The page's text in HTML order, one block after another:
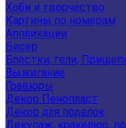
Хоби и творчество
Картины по номерам
Аппликации
Бисер
Блестки, гели,
Выжигание
Гравюры
Декор Пенопласт
Декор для поделок
Декупаж, кракелюр,